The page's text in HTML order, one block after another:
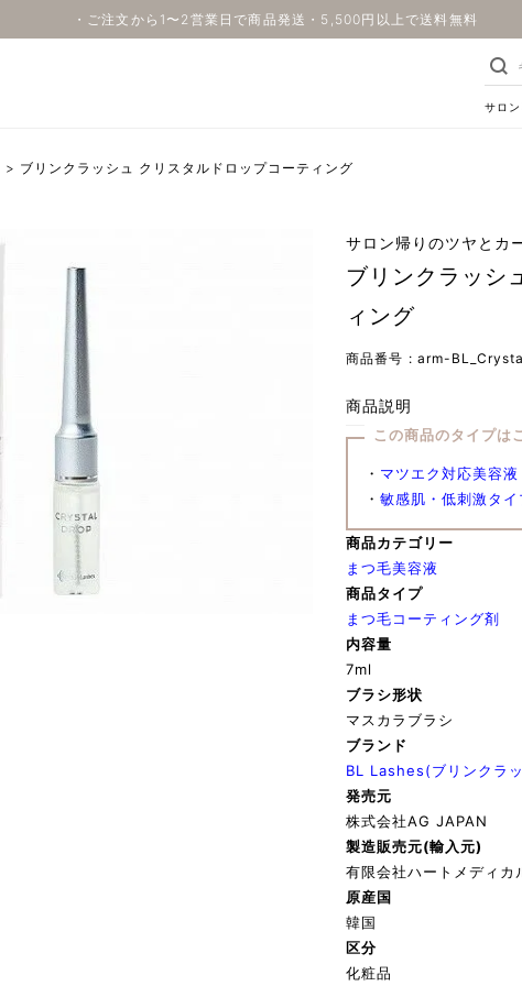
・ご注文から1〜2営業日で商品発送・5,500円以上で送料無料
サロ
ブリンクラッシュ クリスタルドロップコーティング
サロン帰りのツヤとカ
ブリンクラッシ
ィング
商品番号 arm-
商品説明
この商品のタイプは
・ マツエク対応美容液
・敏感肌・低刺激タイ
商品カテゴリー
まつ毛美容液
商品タイプ
まつ毛コーティング剤
内容量
7ml
ブラシ形状
マスカラブラシ
ブランド
BL Lashes(ブリンクラ
発売元
株式会社AG JAPAN
製造販売元(輸入元)
有限会社ハートメディカ
原産国
韓国
区分
化粧品